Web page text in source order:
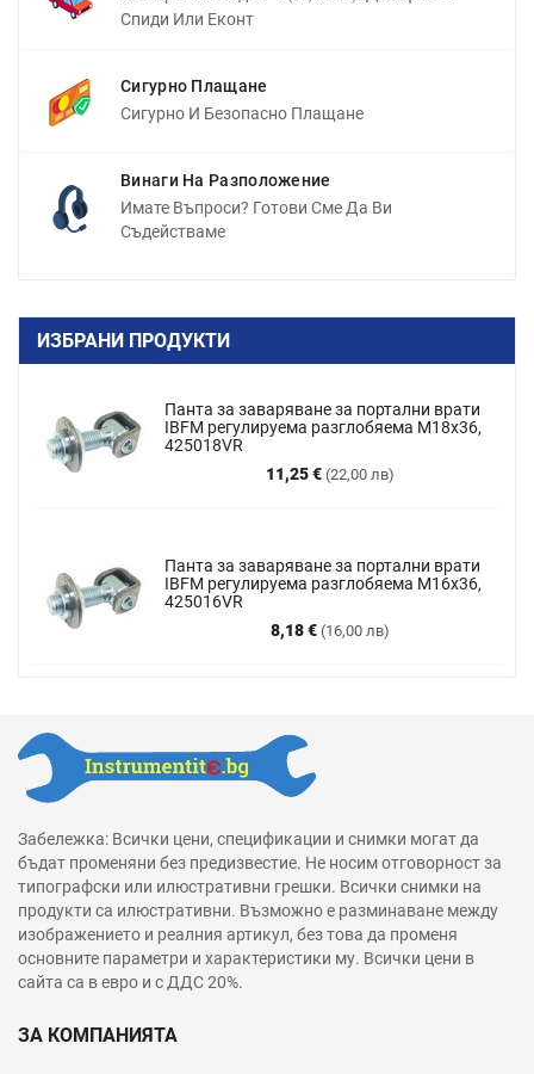
Спиди Или Еконт
Сигурно Плащане
Сигурно И Безопасно Плащане
Винаги На Разположение
Имате Въпроси? Готови Сме Да Ви
Съдействаме
ИЗБРАНИ ПРОДУКТИ
Панта за заваряване за портални врати
IBFM регулируема разглобяема M18x36,
425018VR
11,25 € (22,00 лв)
Цена
Панта за заваряване за портални врати
IBFM регулируема разглобяема М16х36,
425016VR
8,18 € (16,00 лв)
Цена
Забележка: Всички цени, спецификации и снимки могат да
бъдат променяни без предизвестие. Не носим отговорност за
типографски или илюстративни грешки. Всички снимки на
продукти са илюстративни. Възможно е разминаване между
изображението и реалния артикул, без това да променя
основните параметри и характеристики му. Всички цени в
сайта са в евро и с ДДС 20%.
ЗА КОМПАНИЯТА